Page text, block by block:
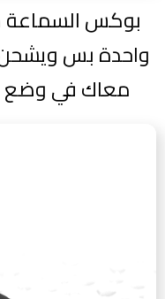
بوكس
معاك في وضع